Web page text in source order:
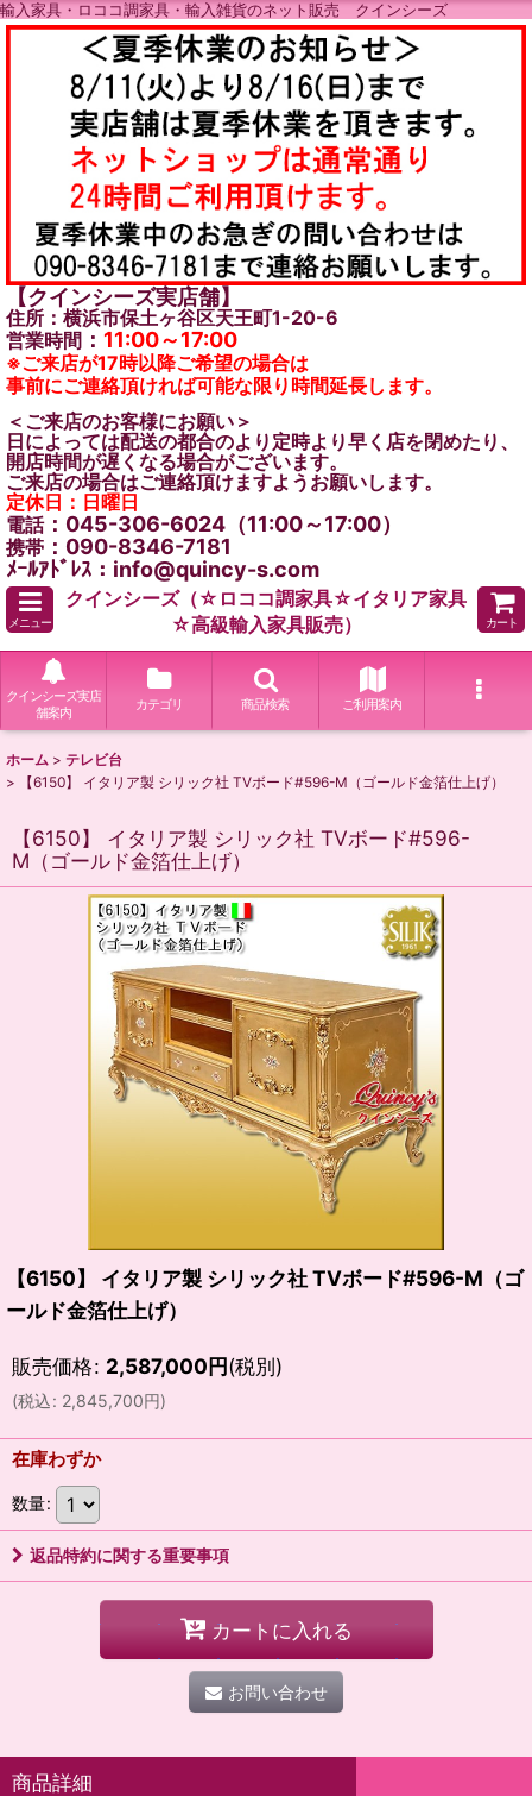
輸入家具・ロココ調家具・輸入雑貨のネット販売 クインシーズ
【クインシーズ実店舗】
住所：横浜市保土ヶ谷区天王町1-20-6
営業時間 ： 11:00～17:00
※ご来店が17時以降ご希望の場合は
事前にご連絡頂ければ可能な限り時間延長します。
＜ご来店のお客様にお願い＞
日によっては配送の都合のより定時より早く店を閉めたり、
開店時間が遅くなる場合がございます。
ご来店の場合はご連絡頂けますようお願いします。
定休日：日曜日
電話：045-306-6024（11:00～17:00）
携帯 ：090-8346-7181
ﾒｰﾙｱﾄﾞﾚｽ：info@quincy-s.com
メニュー
クインシーズ（☆ロココ調家具☆イタリア家具
☆高級輸入家具販売）
カート
クインシーズ実店
舗案内
カテゴリ 商品検索 ご利用案内
ホーム > テレビ台
>
【6150】 イタリア製 シリック社 TVボード#596-M（ゴールド金箔仕上げ）
【6150】 イタリア製 シリック社 TVボード#596-
M（ゴールド金箔仕上げ）
【6150】 イタリア製 シリック社 TVボード#596-M（ゴ
ールド金箔仕上げ）
販売価格: 2,587,000円(税別)
(税込: 2,845,700円)
在庫わずか
数量:
返品特約に関する重要事項
カートに入れる
お問い合わせ
商品詳細